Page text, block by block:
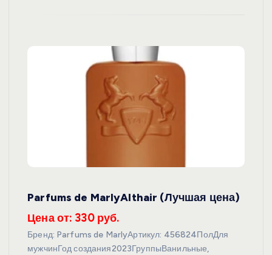
Parfums de MarlyAlthair (Лучшая цена)
Цена от: 330 руб.
Бренд: Parfums de MarlyАртикул: 456824ПолДля
мужчинГод создания2023ГруппыВанильные,